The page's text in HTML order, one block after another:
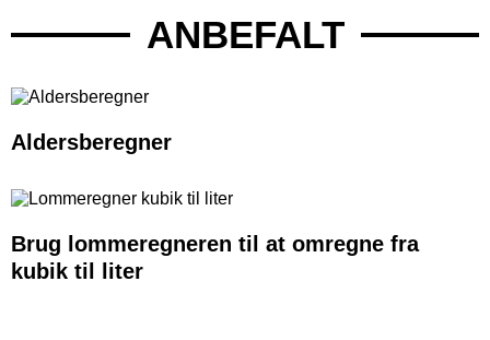
ANBEFALT
Aldersberegner
Brug lommeregneren til at omregne fra
kubik til liter